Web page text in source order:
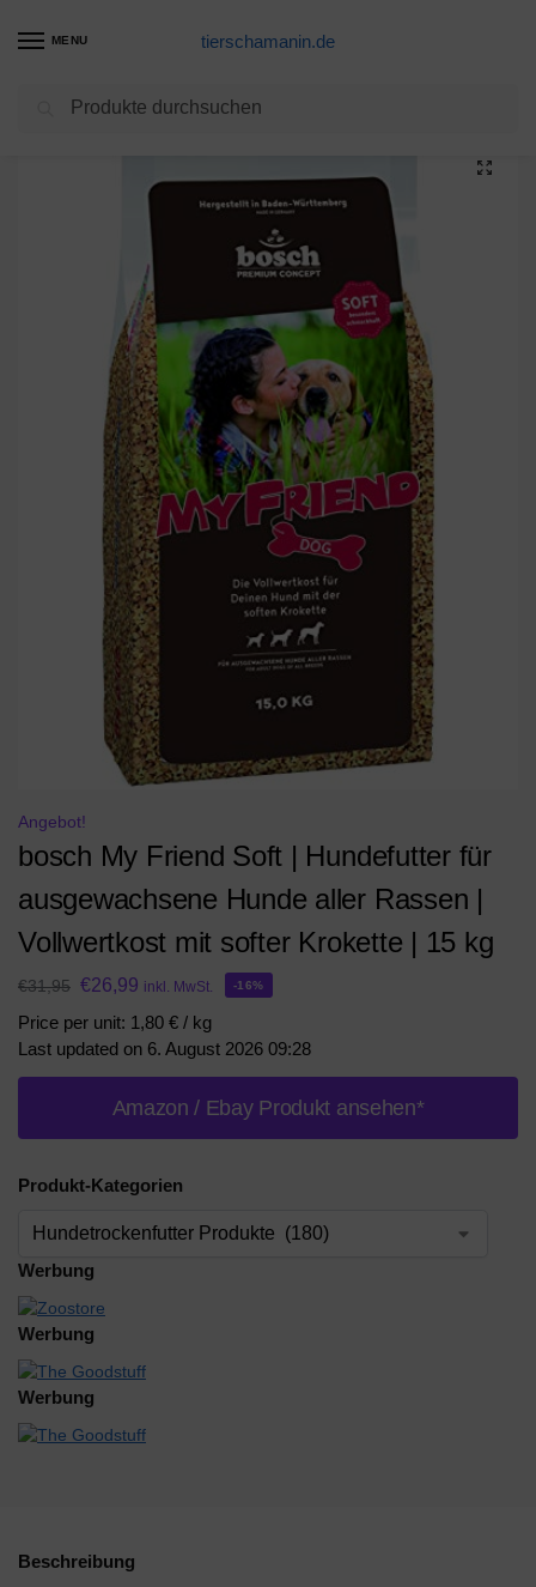
MENU tierschamanin.de
Hundetrockenfutter Produkte
Angebot!
bosch My Friend Soft | Hundefutter für
ausgewachsene Hunde aller Rassen |
Vollwertkost mit softer Krokette | 15 kg
€31,95 €26,99 inkl. MwSt. -16%
Price per unit: 1,80 € / kg
Last updated on 6. August 2026 09:28
Amazon / Ebay Produkt ansehen*
Produkt-Kategorien
Werbung
Werbung
Werbung
Beschreibung